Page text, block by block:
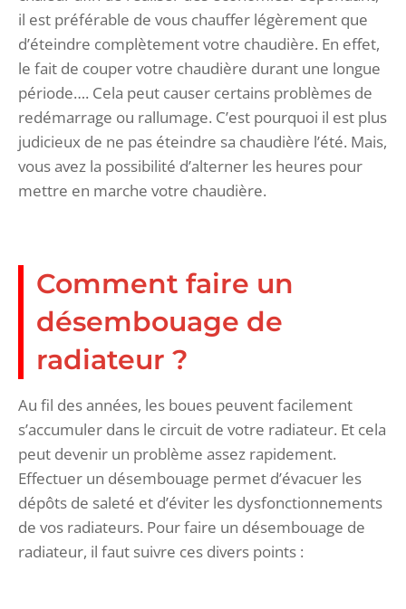
il est préférable de vous chauffer légèrement que
d’éteindre complètement votre chaudière. En effet,
le fait de couper votre chaudière durant une longue
période…. Cela peut causer certains problèmes de
redémarrage ou rallumage. C’est pourquoi il est plus
judicieux de ne pas éteindre sa chaudière l’été. Mais,
vous avez la possibilité d’alterner les heures pour
mettre en marche votre chaudière.
Comment faire un
désembouage de
radiateur ?
Au fil des années, les boues peuvent facilement
s’accumuler dans le circuit de votre radiateur. Et cela
peut devenir un problème assez rapidement.
Effectuer un désembouage permet d’évacuer les
dépôts de saleté et d’éviter les dysfonctionnements
de vos radiateurs. Pour faire un désembouage de
radiateur, il faut suivre ces divers points :